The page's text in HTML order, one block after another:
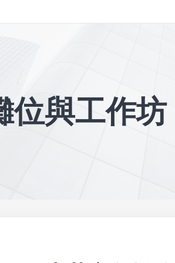
位與工作坊